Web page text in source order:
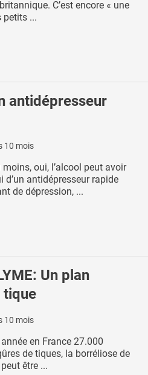
C’est encore « une
petits ...
antidépresseur
10 mois
oui, l’alcool peut avoir
antidépresseur rapide
de dépression, ...
Un plan
tique
10 mois
en France 27.000
de tiques, la borréliose de
être ...